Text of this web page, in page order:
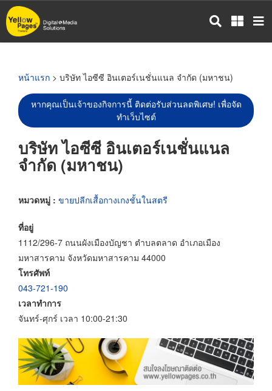
ข้าม
ไป
หน้าแรก > บริษัท ไอซีซี อินเตอร์เนชั่นแนล จำกัด (มหาชน)
หากคุณเป็นเจ้าของกิจการนี้ ติดต่อรับส่วนลดพิเศษ! เพื่อจัด
ทำเว็บไซต์
บริษัท ไอซีซี อินเตอร์เนชั่นแนล
จำกัด (มหาชน)
หมวดหมู่ : ขายปลีกเสื้อกางเกงชั้นในสตรี
ที่อยู่
1112/296-7 ถนนผังเมืองบัญชา ตำบลตลาด อำเภอเมือง
มหาสารคาม จังหวัดมหาสารคาม 44000
โทรศัพท์
043-721-190
เวลาทำการ
จันทร์-ศุกร์ เวลา 10:00-21:30